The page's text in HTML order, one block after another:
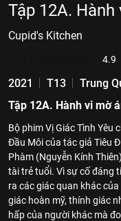
Tập 12A.
Cupid's Kitchen
4.9
2021 T13 Trung
Tập 12A. Hành vi mờ
Bộ phim Vị Giác Tình Yêu
Đầu Môi của tác giả Tiêu
Phàm (Nguyễn Kính
tài trẻ tuổi. Vì sự cố đáng
ra các giác quan khác
giác hoàn mỹ, thính giác
hấp của người khác mà